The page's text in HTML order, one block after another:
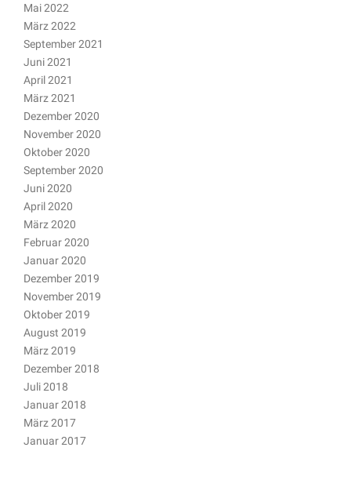
Mai 2022
März 2022
September 2021
Juni 2021
April 2021
März 2021
Dezember 2020
November 2020
Oktober 2020
September 2020
Juni 2020
April 2020
März 2020
Februar 2020
Januar 2020
Dezember 2019
November 2019
Oktober 2019
August 2019
März 2019
Dezember 2018
Juli 2018
Januar 2018
März 2017
Januar 2017